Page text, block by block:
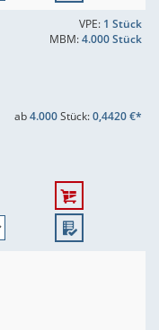
VPE: 1 Stück
MBM:4.000 Stück
ab4.000Stück:0,4420 €*